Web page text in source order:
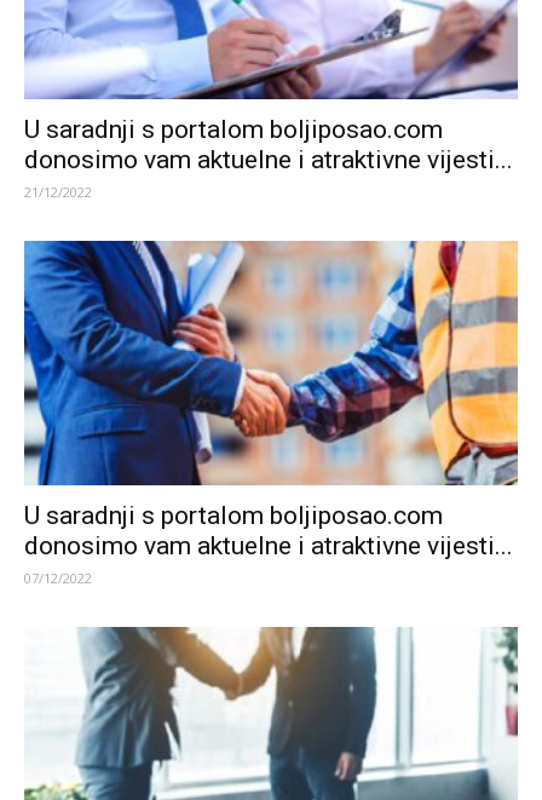
U saradnji s portalom boljiposao.com
donosimo vam aktuelne i atraktivne vijesti...
21/12/2022
U saradnji s portalom boljiposao.com
donosimo vam aktuelne i atraktivne vijesti...
07/12/2022